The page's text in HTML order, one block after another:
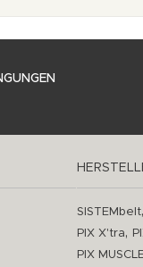
SISTEMbelt,
PIX X'tra,
PIX